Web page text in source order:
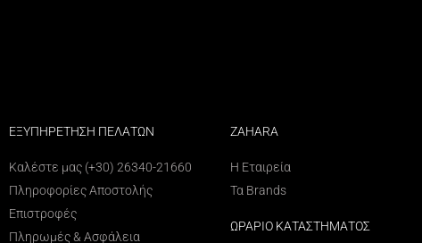
ΕΞΥΠΗΡΕΤΗΣΗ ΠΕΛΑΤΩΝ
Καλέστε μας (+30) 26340-21660
Πληροφορίες Αποστολής
Επιστροφές
Πληρωμές & Ασφάλεια
ZAHARA
Η Εταιρεία
Τα Brands
ΩΡΑΡΙΟ ΚΑΤΑΣΤΗΜΑΤΟΣ